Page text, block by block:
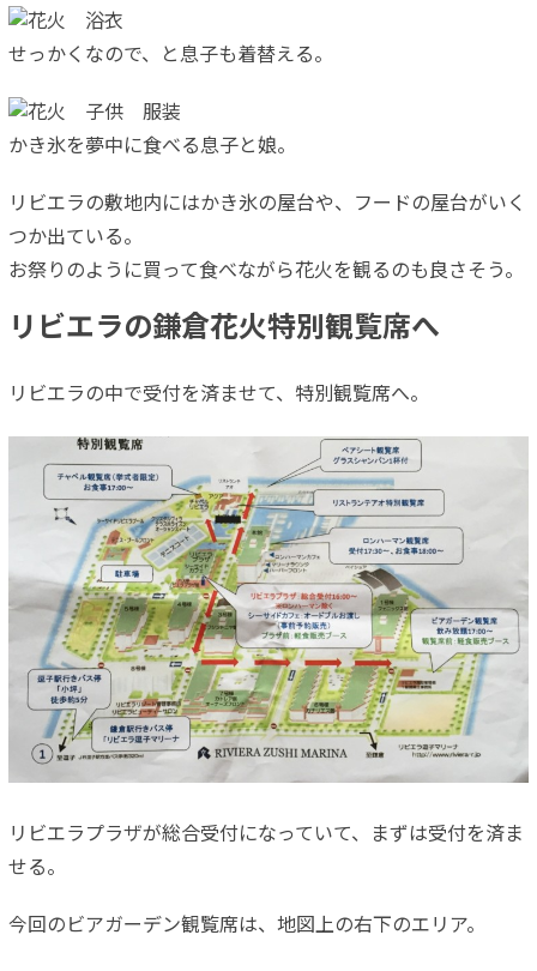
せっかくなので、と息子も着替える。
かき氷を夢中に食べる息子と娘。
リビエラの敷地内にはかき氷の屋台や、フードの屋台がいく
つか出ている。
お祭りのように買って食べながら花火を観るのも良さそう。
リビエラの鎌倉花火特別観覧席へ
リビエラの中で受付を済ませて、特別観覧席へ。
リビエラプラザが総合受付になっていて、まずは受付を済ま
せる。
今回のビアガーデン観覧席は、地図上の右下のエリア。